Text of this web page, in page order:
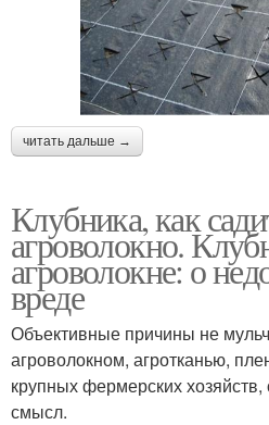
читать дальше →
Клубника, как
агроволокно.
агроволокне: о
вреде
Объективные причины не
агроволокном, агротканью,
крупных фермерских
смысл.